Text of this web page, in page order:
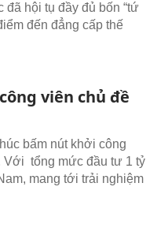
đã hội tụ đầy đủ bốn “tứ
đến đẳng cấp thế
viên chủ đề
bấm nút khởi công
Với tổng mức đầu tư 1 tỷ
mang tới trải nghiệm